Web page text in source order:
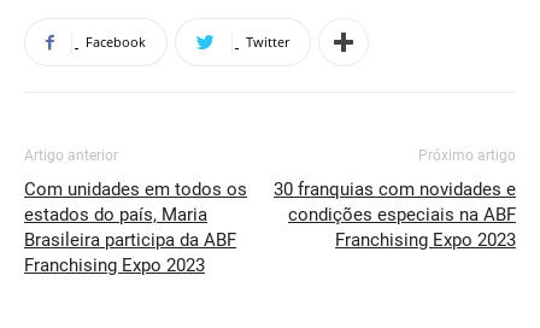
Facebook Twitter
Artigo anterior
Com unidades em todos os
estados do país, Maria
Brasileira participa da ABF
Franchising Expo 2023
Próximo artigo
30 franquias com novidades e
condições especiais na ABF
Franchising Expo 2023